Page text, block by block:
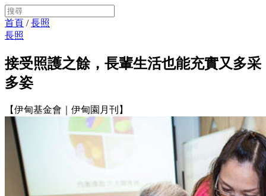
首頁 /長照
長照
接受照護之餘，長輩生活也能充實又多采
多姿
【伊甸基金會｜伊甸園月刊】